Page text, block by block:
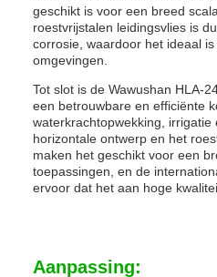
geschikt is voor een breed
roestvrijstalen leidingsvlies is
corrosie, waardoor het ideaal
omgevingen.
Tot slot is de Wawushan HLA-
een betrouwbare en efficiënte
waterkrachtopwekking,
horizontale ontwerp en het
maken het geschikt voor een
toepassingen, en de
ervoor dat het aan hoge
Aanpassing: